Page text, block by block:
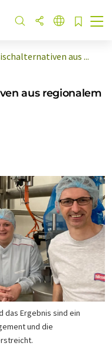
aus ...
aus regionalem
das Ergebnis sind ein
und die